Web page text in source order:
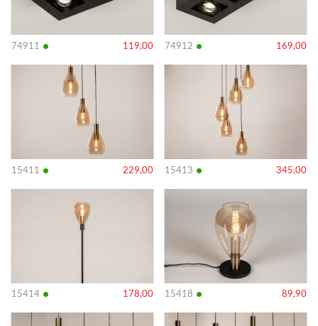
74911 • 119,00 74912 • 169,00
15411 • 229,00
Bekijk
15413 • 345,00
Bekijk
15414 • 178,00
Bekijk
15418 • 89,90
Bekijk